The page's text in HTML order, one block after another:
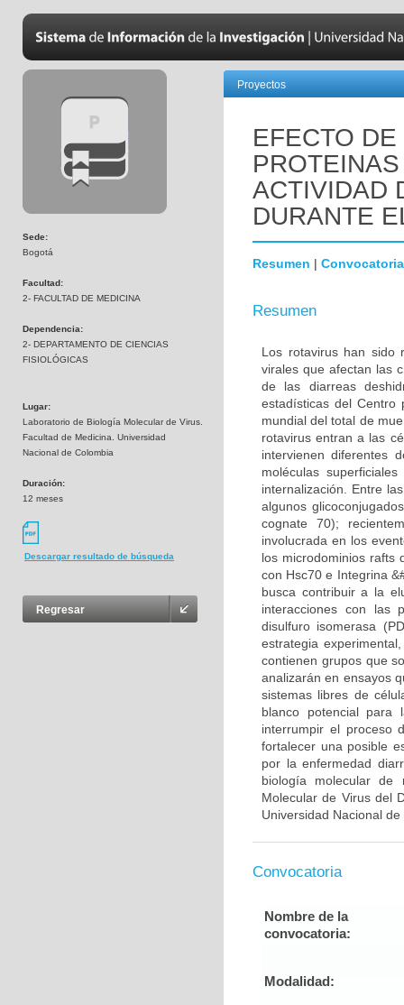
Sede:
Bogotá
Facultad:
2- FACULTAD DE MEDICINA
Dependencia:
2- DEPARTAMENTO DE CIENCIAS
FISIOLÓGICAS
Lugar:
Laboratorio de Biología Molecular de Virus.
Facultad de Medicina. Universidad
Nacional de Colombia
Duración:
12 meses
Descargar resultado de búsqueda
Regresar
Proyectos
EFECTO
ACTIVIDAD
DURANTE
Resumen | Convocatoria
Resumen
Los rotavirus han sido
virales que afectan las
de las diarreas
estadísticas del Centro
mundial del total de
rotavirus entran a las
intervienen diferentes
moléculas
internalización. Entre
algunos
cognate 70);
involucrada en los
los microdominios rafts
con Hsc70 e Integrina
busca contribuir a la
interacciones con las
disulfuro isomerasa
estrategia
contienen grupos que
analizarán en ensayos
sistemas libres de
blanco potencial para
interrumpir el proceso
fortalecer una posible
por la enfermedad
biología molecular de
Molecular de Virus del
Universidad Nacional
Convocatoria
Nombre de la
convocatoria:
Modalidad: